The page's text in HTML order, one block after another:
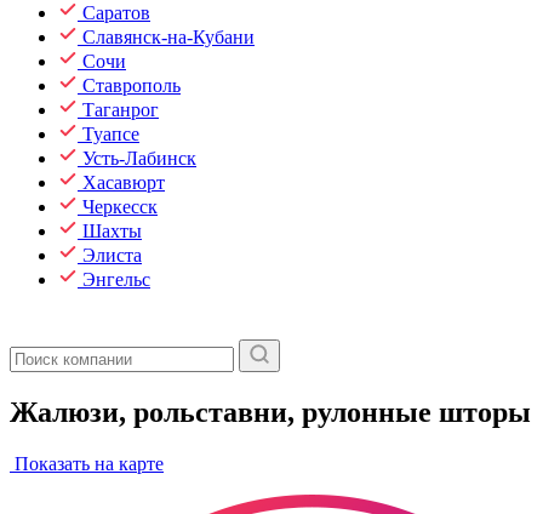
Саратов
Славянск-на-Кубани
Сочи
Ставрополь
Таганрог
Туапсе
Усть-Лабинск
Хасавюрт
Черкесск
Шахты
Элиста
Энгельс
Жалюзи, рольставни, рулонные шторы
Показать на карте